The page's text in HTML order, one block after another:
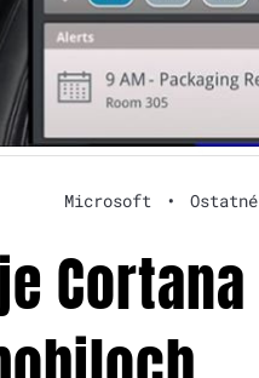
Microsoft • Ostatné
Cortana